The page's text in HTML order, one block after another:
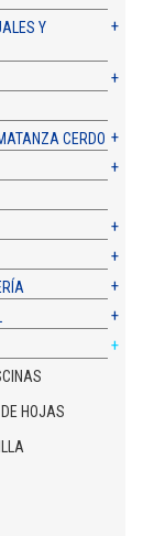
Y
CERDO
HOJAS